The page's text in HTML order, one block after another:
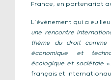
France, en partenariat
L’événement qui a eu
une rencontre
thème du droit comme
économique et
écologique et sociétale».
français et